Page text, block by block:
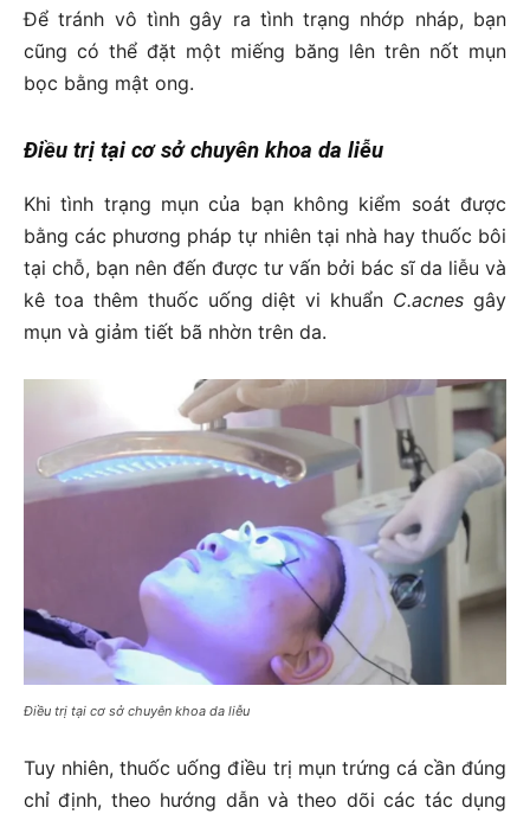
Để tránh vô tình gây ra tình trạng nhớp nháp, bạn
cũng có thể đặt một miếng băng lên trên nốt mụn
bọc bằng mật ong.
Điều trị tại cơ sở chuyên khoa da liễu
Khi tình trạng mụn của bạn không kiểm soát được
bằng các phương pháp tự nhiên tại nhà hay thuốc bôi
tại chỗ, bạn nên đến được tư vấn bởi bác sĩ da liễu và
kê toa thêm thuốc uống diệt vi khuẩn C.acnesgây
mụn và giảm tiết bã nhờn trên da.
Điều trị tại cơ sở chuyên khoa da liễu
Tuy nhiên, thuốc uống điều trị mụn trứng cá cần đúng
chỉ định, theo hướng dẫn và theo dõi các tác dụng